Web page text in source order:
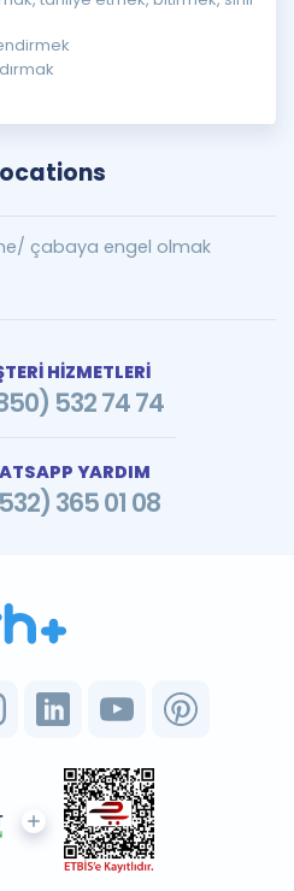
çabaya engel olmak
HİZMETLERİ
532 74 74
YARDIM
365 01 08